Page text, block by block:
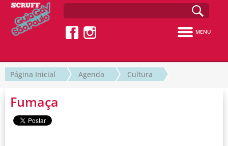
MENU
Página Inicial Agenda Cultura
Fumaça